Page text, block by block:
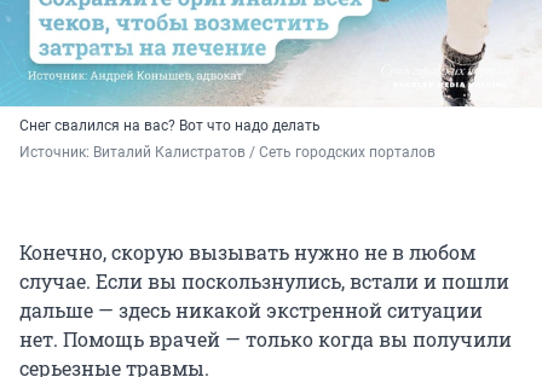
Снег свалился на вас? Вот что надо делать
Источник: Виталий Калистратов / Сеть городских порталов
Конечно, скорую вызывать нужно не в любом
случае. Если вы поскользнулись, встали и пошли
дальше — здесь никакой экстренной ситуации
нет. Помощь врачей — только когда вы получили
серьезные травмы.